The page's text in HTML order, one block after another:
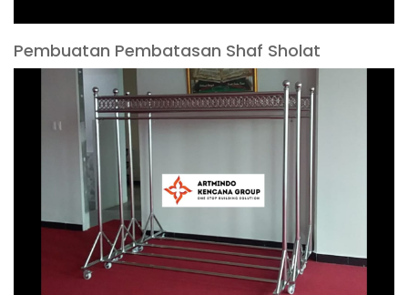
Pembuatan Pembatasan Shaf Sholat